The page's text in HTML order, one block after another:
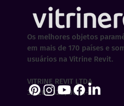
Os melhores objetos
em mais de 170 países e
usuários na Vitrine Revit.
VITRINE REVIT LTDA
30.202.323/0001-29